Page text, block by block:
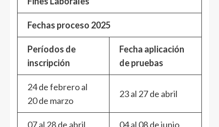
Fechas proceso 2025
Períodos de
inscripción
Fecha aplicación
de pruebas
24 de febrero al
20 de marzo
23 al 27 de abril
07 al 28 de abril 04 al 08 de junio